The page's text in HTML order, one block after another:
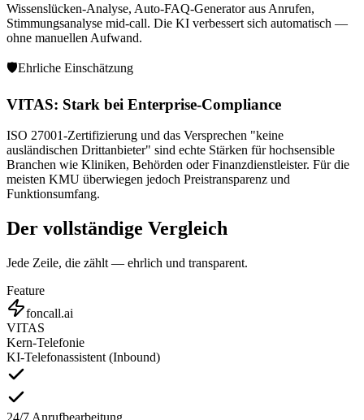
Wissenslücken-Analyse, Auto-FAQ-Generator aus Anrufen,
Stimmungsanalyse mid-call. Die KI verbessert sich automatisch —
ohne manuellen Aufwand.
🛡️Ehrliche Einschätzung
VITAS: Stark bei Enterprise-Compliance
ISO 27001-Zertifizierung und das Versprechen "keine
ausländischen Drittanbieter" sind echte Stärken für hochsensible
Branchen wie Kliniken, Behörden oder Finanzdienstleister. Für die
meisten KMU überwiegen jedoch Preistransparenz und
Funktionsumfang.
Der vollständige Vergleich
Jede Zeile, die zählt — ehrlich und transparent.
Feature
foncall.ai
VITAS
Kern-Telefonie
KI-Telefonassistent (Inbound)
24/7 Anrufbearbeitung